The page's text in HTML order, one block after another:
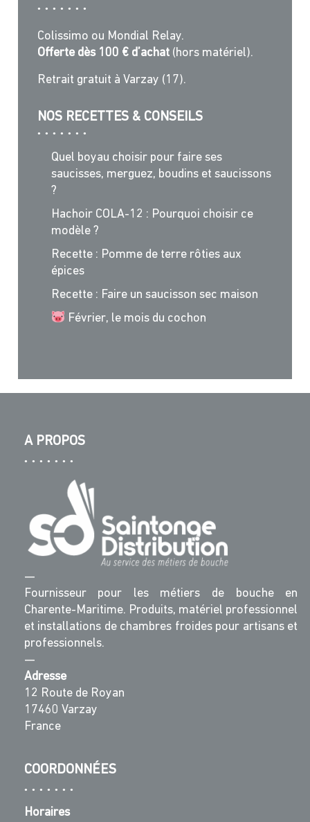
Colissimo ou Mondial Relay.
Offerte dès 100 € d’achat (hors matériel).
Retrait gratuit à Varzay (17).
NOS RECETTES & CONSEILS
Quel boyau choisir pour faire ses
saucisses, merguez, boudins et saucissons
?
Hachoir COLA-12 : Pourquoi choisir ce
modèle ?
Recette : Pomme de terre rôties aux
épices
Recette : Faire un saucisson sec maison
Février, le mois du cochon
A PROPOS
—
Fournisseur pour les métiers de bouche en
Charente-Maritime. Produits, matériel professionnel
et installations de chambres froides pour artisans et
professionnels.
—
Adresse
12 Route de Royan
17460 Varzay
France
COORDONNÉES
Horaires